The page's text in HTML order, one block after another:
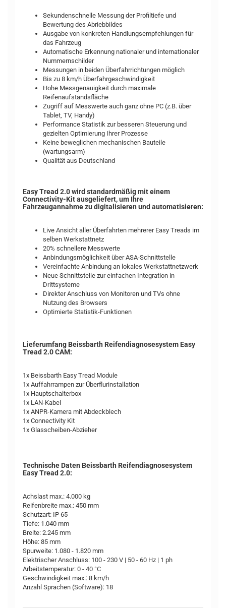
Sekundenschnelle Messung der Profiltiefe und
Bewertung des Abriebbildes
Ausgabe von konkreten Handlungsempfehlungen für
das Fahrzeug
Automatische Erkennung nationaler und internationaler
Nummernschilder
Messungen in beiden Überfahrrichtungen möglich
Bis zu 8 km/h Überfahrgeschwindigkeit
Hohe Messgenauigkeit durch maximale
Reifenaufstandsfläche
Zugriff auf Messwerte auch ganz ohne PC (z.B. über
Tablet, TV, Handy)
Performance Statistik zur besseren Steuerung und
gezielten Optimierung Ihrer Prozesse
Keine beweglichen mechanischen Bauteile
(wartungsarm)
Qualität aus Deutschland
Easy Tread 2.0 wird standardmäßig mit einem
Connectivity-Kit ausgeliefert, um Ihre
Fahrzeugannahme zu digitalisieren und automatisieren:
Live Ansicht aller Überfahrten mehrerer Easy Treads im
selben Werkstattnetz
20% schnellere Messwerte
Anbindungsmöglichkeit über ASA-Schnittstelle
Vereinfachte Anbindung an lokales Werkstattnetzwerk
Neue Schnittstelle zur einfachen Integration in
Drittsysteme
Direkter Anschluss von Monitoren und TVs ohne
Nutzung des Browsers
Optimierte Statistik-Funktionen
Lieferumfang Beissbarth Reifendiagnosesystem Easy
Tread 2.0 CAM:
1x Beissbarth Easy Tread Module
1x Auffahrrampen zur Überflurinstallation
1x Hauptschalterbox
1x LAN-Kabel
1x ANPR-Kamera mit Abdeckblech
1x Connectivity Kit
1x Glasscheiben-Abzieher
Technische Daten Beissbarth Reifendiagnosesystem
Easy Tread 2.0:
Achslast max.: 4.000 kg
Reifenbreite max.: 450 mm
Schutzart: IP 65
Tiefe: 1.040 mm
Breite: 2.245 mm
Höhe: 85 mm
Spurweite: 1.080 - 1.820 mm
Elektrischer Anschluss: 100 - 230 V | 50 - 60 Hz | 1 ph
Arbeitstemperatur: 0 - 40 °C
Geschwindigkeit max.: 8 km/h
Anzahl Sprachen (Software): 18